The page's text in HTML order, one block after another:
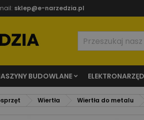
sklep@e-narzedzia.pl
BUDOWLANE
Wiertła Wiertła do metalu